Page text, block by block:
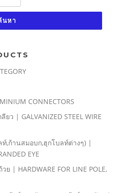
CONNECTORS
ว | GALVANIZED STEEL WIRE
,ก้านสมอบก,ฮุกโบลท์ต่างๆ) |
EYE
| HARDWARE FOR LINE POLE,